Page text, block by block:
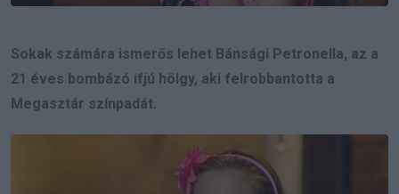
Sokak számára ismerős lehet Bánsági Petronella, az a
21 éves bombázó ifjú hölgy, aki felrobbantotta a
Megasztár színpadát.